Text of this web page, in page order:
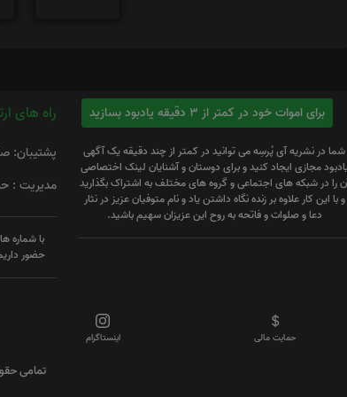
برای اموات خود در کمتر از 3 دقیقه یادبود بسازید
شما در نشریه آی پُرسِه می توانید در کمتر از چند دقیقه یک آگهی
مجازی ایجاد کنید و برای دوستان و آشنایان لینک اختصاصی
را در شبکه های اجتماعی و گروه های مختلف به اشتراک بگذارید
و با این کار علاوه بر زنده نگاه داشتن یاد و نام متوفیان عزیز در نثار
دعا و صلوات و فاتحه به روح این عزیزان سهیم باشید.
راه های
پشتیبان: صادق
مدیریت : حسینی -
با شماره
حضور
حمایت مالی اینستاگرام
تمامی